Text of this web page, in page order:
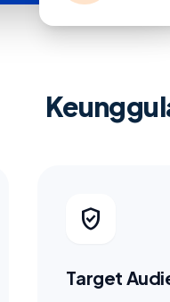
verified_user
Target